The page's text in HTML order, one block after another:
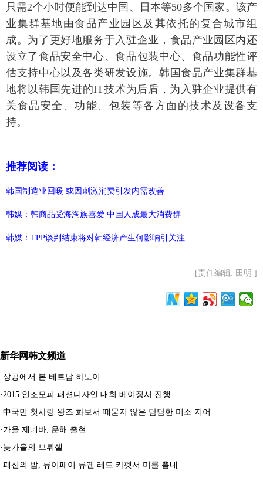
只需2个小时便能到达中国、日本等50多个国家。该产
业集群基地由食品产业园区及其依托的复合城市组
成。为了更好地服务于入驻企业，食品产业园区内还
设立了食品安全中心、食品包装中心、食品功能性评
估支持中心以及各类研发设施。韩国食品产业集群基
地将以韩国先进的IT技术为后盾，为入驻企业提供有
关食品安全、功能、包装等各方面的技术及设备支
持。
推荐阅读：
韩国制造业回暖 或因刺激消费引发内需改善
韩媒：韩商品受海淘族喜爱 中国人成最大消费群
韩媒：TPP谈判结束将对韩经济产生何影响引关注
[责任编辑: 田明 ]
新华网韩文频道
·상공에서 본 베트남 하노이
· 2015 인조모피 패션디자인 대회 베이징서 진행
·中국민 첫사랑 왕즈 화보서 때묻지 않은 담담한 미소 지어
· 가을 제네바, 운해 출현
· 늦가을의 브뤼셀
·패션의 밤, 류이페이 류옌 레드 카펫서 미를 뽐내